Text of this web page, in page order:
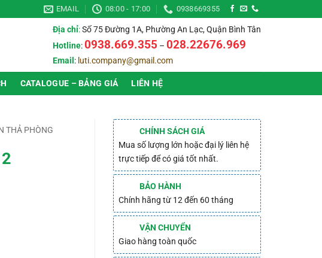
EMAIL 08:00 - 17:00 0938669355
Địa chỉ:Số 75 Đường 1A, Phường An Lạc, Quận Bình Tân
Hotline:0938.669.355 – 028.22676.969
Email : luti.company@gmail.com
CATALOGUE – BẢNG GIÁ LIÊN HỆ
THẢ PHÒNG
CHÍNH SÁCH GIÁ
Mua số lượng lớn hoặc đại lý liên hệ
trực tiếp để có giá tốt nhất.
BẢO HÀNH
Chính hãng từ 12 đến 60 tháng
VẬN CHUYỂN
Giao hàng toàn quốc